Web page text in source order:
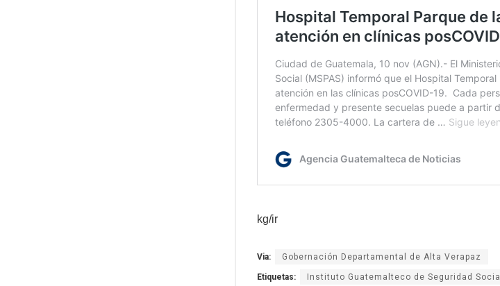
kg/ir
Via: Gobernación Departamental de Alta Verapaz
Etiquetas: Instituto Guatemalteco de Seguridad Social